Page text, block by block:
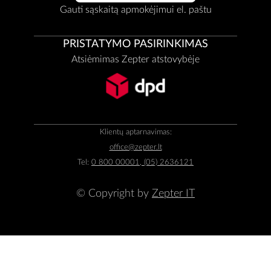
Gauti sąskaitą apmokėjimui el. paštu
PRISTATYMO PASIRINKIMAS
Atsiėmimas Zepter atstovybėje
Klientų aptarnavimas:
office@zepter.lt
Tel: 0 800 00001, (05) 2636121
© Copyright by Zepter IT